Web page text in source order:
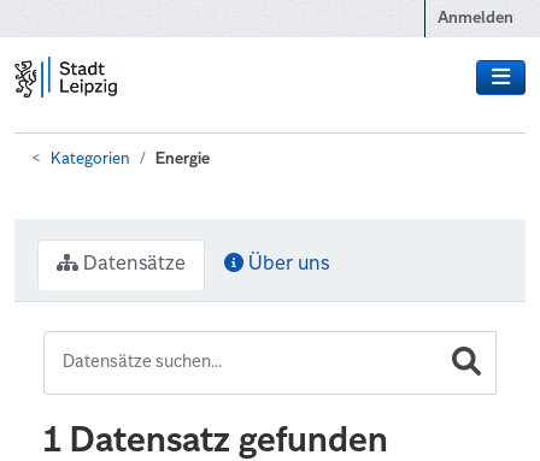
Anmelden
Kategorien Energie
Datensätze Über uns
1 Datensatz gefunden